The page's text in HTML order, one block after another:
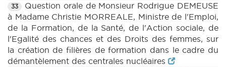
33
Question orale de Monsieur Rodrigue DEMEUSE
à Madame Christie MORREALE, Ministre de l'Emploi,
de la Formation, de la Santé, de l'Action sociale, de
l'Egalité des chances et des Droits des femmes, sur
la création de filières de formation dans le cadre du
démantèlement des centrales nucléaires